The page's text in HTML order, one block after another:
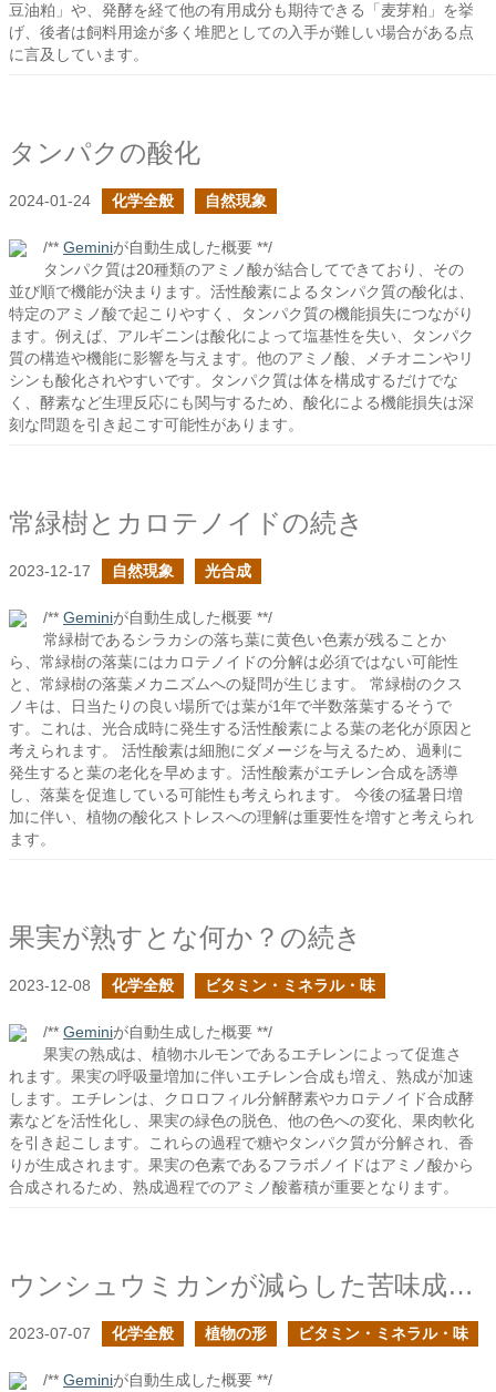
豆油粕」や、発酵を経て他の有用成分も期待できる「麦芽粕」を挙
げ、後者は飼料用途が多く堆肥としての入手が難しい場合がある点
に言及しています。
タンパクの酸化
2024-01-24 化学全般 自然現象
/** Geminiが自動生成した概要 **/
タンパク質は20種類のアミノ酸が結合してできており、その
並び順で機能が決まります。活性酸素によるタンパク質の酸化は、
特定のアミノ酸で起こりやすく、タンパク質の機能損失につながり
ます。例えば、アルギニンは酸化によって塩基性を失い、タンパク
質の構造や機能に影響を与えます。他のアミノ酸、メチオニンやリ
シンも酸化されやすいです。タンパク質は体を構成するだけでな
く、酵素など生理反応にも関与するため、酸化による機能損失は深
刻な問題を引き起こす可能性があります。
常緑樹とカロテノイドの続き
2023-12-17 自然現象 光合成
/** Geminiが自動生成した概要 **/
常緑樹であるシラカシの落ち葉に黄色い色素が残ることか
ら、常緑樹の落葉にはカロテノイドの分解は必須ではない可能性
と、常緑樹の落葉メカニズムへの疑問が生じます。 常緑樹のクス
ノキは、日当たりの良い場所では葉が1年で半数落葉するそうで
す。これは、光合成時に発生する活性酸素による葉の老化が原因と
考えられます。 活性酸素は細胞にダメージを与えるため、過剰に
発生すると葉の老化を早めます。活性酸素がエチレン合成を誘導
し、落葉を促進している可能性も考えられます。 今後の猛暑日増
加に伴い、植物の酸化ストレスへの理解は重要性を増すと考えられ
ます。
果実が熟すとな何か？の続き
2023-12-08 化学全般 ビタミン・ミネラル・味
/** Geminiが自動生成した概要 **/
果実の熟成は、植物ホルモンであるエチレンによって促進さ
れます。果実の呼吸量増加に伴いエチレン合成も増え、熟成が加速
します。エチレンは、クロロフィル分解酵素やカロテノイド合成酵
素などを活性化し、果実の緑色の脱色、他の色への変化、果肉軟化
を引き起こします。これらの過程で糖やタンパク質が分解され、香
りが生成されます。果実の色素であるフラボノイドはアミノ酸から
合成されるため、熟成過程でのアミノ酸蓄積が重要となります。
ウンシュウミカンが減らした苦味成分は何か？
2023-07-07 化学全般 植物の形 ビタミン・ミネラル・味
/** Geminiが自動生成した概要 **/